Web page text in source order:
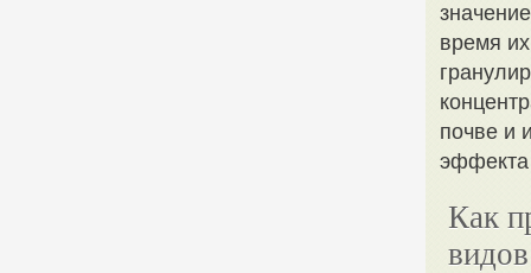
время
почве и
эффекта
Как